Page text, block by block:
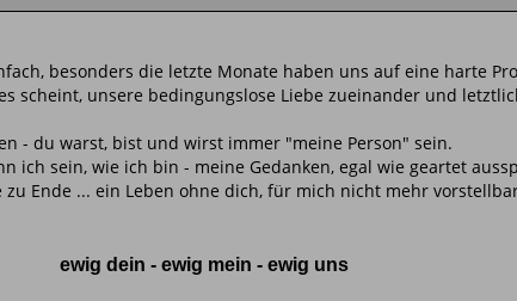
besonders die letzte Monate haben uns auf eine harte
scheint, unsere bedingungslose Liebe zueinander und
- du warst, bist und wirst immer "meine Person" sein.
ich sein, wie ich bin - meine Gedanken, egal wie geartet
Ende ... ein Leben ohne dich, für mich nicht mehr
ewig dein - ewig mein - ewig uns